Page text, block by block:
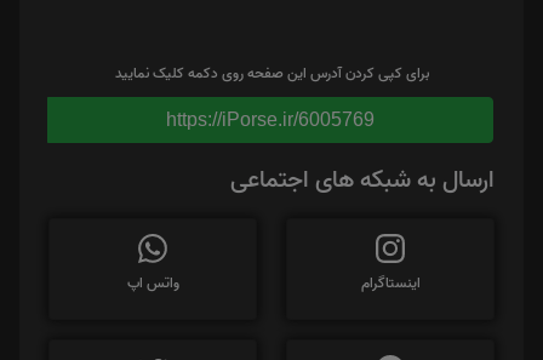
برای کپی کردن آدرس این صفحه روی دکمه کلیک نمایید
https://iPorse.ir/6005769
ارسال به شبکه های اجتماعی
اینستاگرام واتس اپ